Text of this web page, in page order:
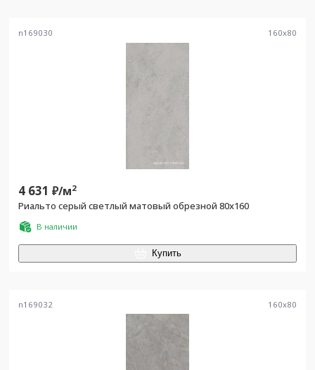
n169030 160x80
4 631 ₽/м2
Риальто серый светлый матовый обрезной 80x160
В наличии
Купить
n169032 160x80